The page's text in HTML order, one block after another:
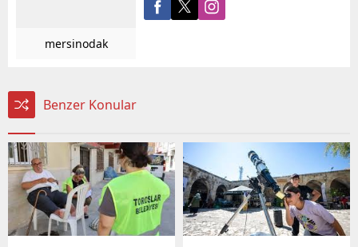
mersinodak
Benzer Konular